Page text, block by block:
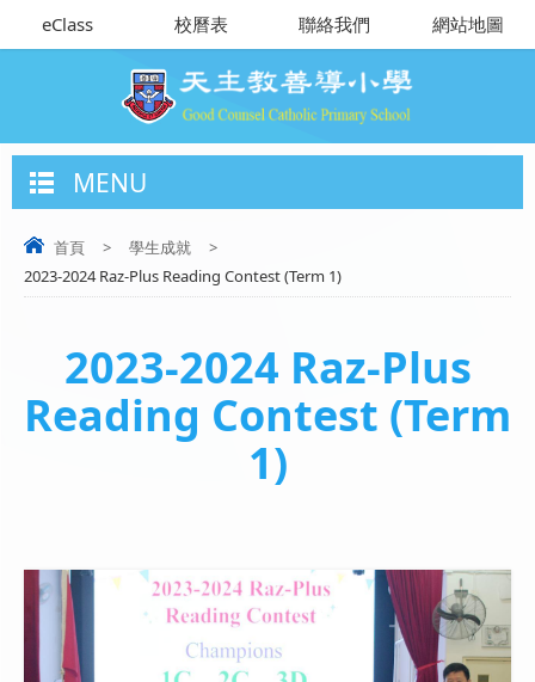
eClass 校曆表 聯絡我們 網站地圖
MENU
首頁 > 學生成就
>
2023-2024 Raz-Plus Reading Contest (Term 1)
2023-2024 Raz-Plus
Reading Contest (Term
1)